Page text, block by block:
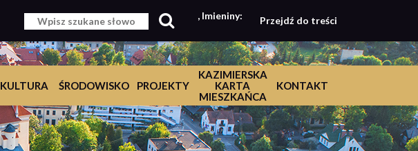
, Imieniny: Przejdź do treści
KULTURA ŚRODOWISKO PROJEKTY
KAZIMIERSKA
KARTA
MIESZKAŃCA
KONTAKT